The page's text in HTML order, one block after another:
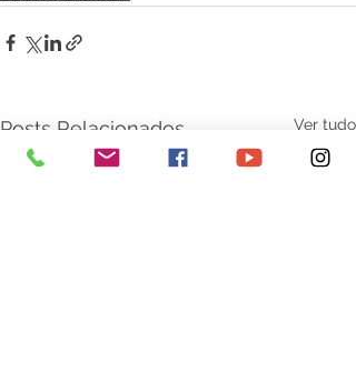
Posts Relacionados Ver tudo